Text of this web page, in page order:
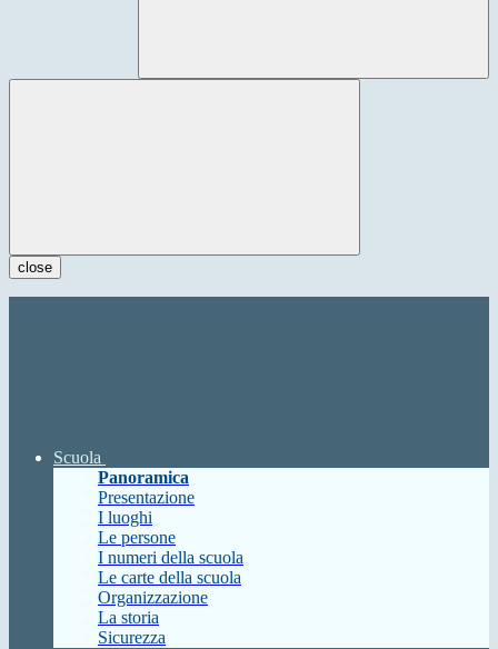
close
Scuola
Panoramica
Presentazione
I luoghi
Le persone
I numeri della scuola
Le carte della scuola
Organizzazione
La storia
Sicurezza